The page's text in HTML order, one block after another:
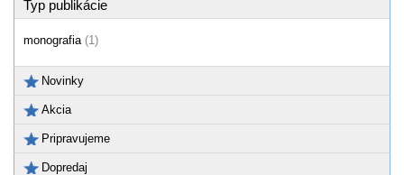
Typ publikácie
monografia (1)
Novinky
Akcia
Pripravujeme
Dopredaj